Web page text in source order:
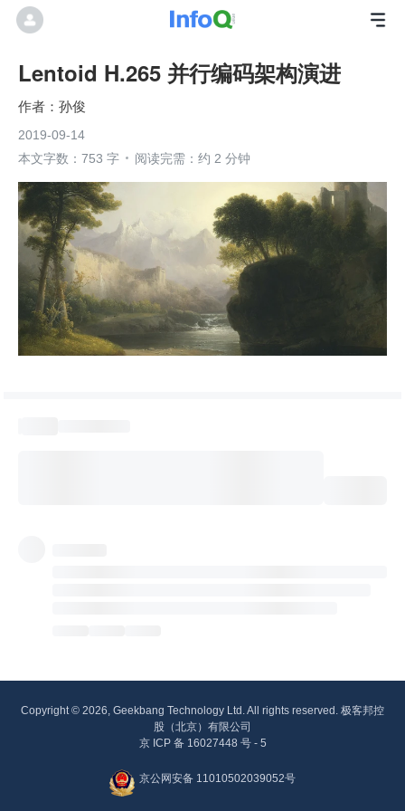
Lentoid H.265 并行编码架构演进
孙俊
2019-09-14
本文字数：753 字
阅读完需：约 2 分钟
Copyright © 2026, Geekbang Technology Ltd. All rights reserved. 极客邦控
股（北京）有限公司
京 ICP 备 16027448 号 - 5
京公网安备 11010502039052号